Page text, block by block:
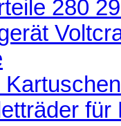
280
für